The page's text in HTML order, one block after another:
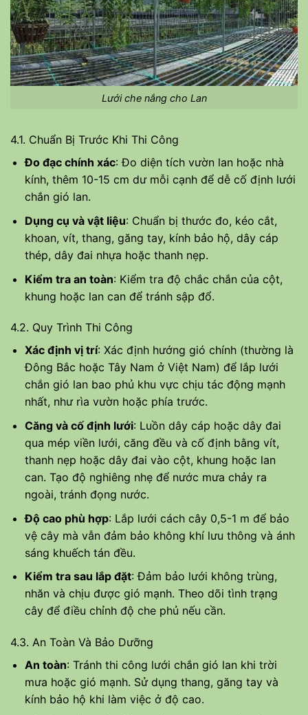
Lưới che nắng cho Lan
4.1. Chuẩn Bị Trước Khi Thi Công
Đo đạc chính xác: Đo diện tích vườn lan hoặc nhà
kính, thêm 10-15 cm dư mỗi cạnh để dễ cố định lưới
chắn gió lan.
Dụng cụ và vật liệu: Chuẩn bị thước đo, kéo cắt,
khoan, vít, thang, găng tay, kính bảo hộ, dây cáp
thép, dây đai nhựa hoặc thanh nẹp.
Kiểm tra an toàn: Kiểm tra độ chắc chắn của cột,
khung hoặc lan can để tránh sập đổ.
4.2. Quy Trình Thi Công
Xác định vị trí: Xác định hướng gió chính (thường là
Đông Bắc hoặc Tây Nam ở Việt Nam) để lắp lưới
chắn gió lan bao phủ khu vực chịu tác động mạnh
nhất, như rìa vườn hoặc phía trước.
Căng và cố định lưới: Luồn dây cáp hoặc dây đai
qua mép viền lưới, căng đều và cố định bằng vít,
thanh nẹp hoặc dây đai vào cột, khung hoặc lan
can. Tạo độ nghiêng nhẹ để nước mưa chảy ra
ngoài, tránh đọng nước.
Độ cao phù hợp: Lắp lưới cách cây 0,5-1 m để bảo
vệ cây mà vẫn đảm bảo không khí lưu thông và ánh
sáng khuếch tán đều.
Kiểm tra sau lắp đặt: Đảm bảo lưới không trùng,
nhăn và chịu được gió mạnh. Theo dõi tình trạng
cây để điều chỉnh độ che phủ nếu cần.
4.3. An Toàn Và Bảo Dưỡng
An toàn: Tránh thi công lưới chắn gió lan khi trời
mưa hoặc gió mạnh. Sử dụng thang, găng tay và
kính bảo hộ khi làm việc ở độ cao.